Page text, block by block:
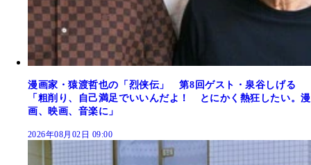
漫画家・猿渡哲也の「烈侠伝」 第8回ゲスト・泉谷しげる
「粗削り、自己満足でいいんだよ！ とにかく熱狂したい。漫
画、映画、音楽に」
2026年08月02日 09:00